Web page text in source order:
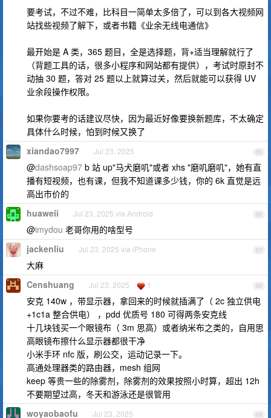
要考试，不过不难，比科目一简单太多倍了，可以到各大视频网
站找些视频了解下，或者书籍《业余无线电通信》
最开始是 A 类，365 题目，全是选择题，背+适当理解就行了
（背题工具的话，很多小程序和网站都有提供），考试时原封不
动抽 30 题，答对 25 题以上就算过关，然后就能可以获得 UV
业余段操作权限。
如果你要考的话建议尽快，因为最近好像要换新题库，不太确定
具体什么时候，怕到时候又换了
65
xiandao7997 Jul 23, 2025
@dashsoap97 b 站 up"马犬磨叽"或者 xhs "磨叽磨叽"，她有直
播有短视频，也有课，但我不知道课多少钱，你的 6k 直觉是远
高出市价的
66
huaweii Jul 23, 2025 via Android
@imydou 老哥你用的啥型号
67
jackenliu Jul 23, 2025 via iPhone
大麻
68
Censhuang Jul 23, 2025 1
安克 140w ，带显示器，拿回来的时候就插满了（ 2c 独立供电
+1c1a 整合供电） ，pdd 优质号 180 可得两条安克线
十几块钱买一个眼镜布（ 3m 思高）或者纳米布之类的，自用思
高眼镜布擦什么显示器都很干净
小米手环 nfc 版，刷公交，运动记录一下。
高通处理器类的路由器，mesh 组网
keep 等贵一些的除雾剂，除雾剂的效果按照小时算，超出 12h
不要期望过高，冬天和游泳还是很管用
69
woyaobaofu Jul 23, 2025